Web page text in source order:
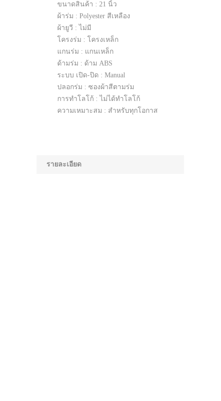
ขนาดสินค้า : 21 นิ้ว
ผ้าร่ม : Polyester สีเหลือง
ผ้ายูวี : ไม่มี
โครงร่ม : โครงเหล็ก
แกนร่ม : แกนเหล็ก
ด้ามร่ม : ด้าม ABS
ระบบ เปิด-ปิด : Manual
ปลอกร่ม : ซองผ้าสีตามร่ม
การทำโลโก้ : ไม่ได้ทำโลโก้
ความเหมาะสม : สำหรับทุกโอกาส
รายละเอียด